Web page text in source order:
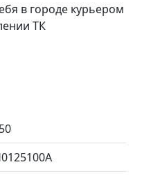
в городе курьером
ТК